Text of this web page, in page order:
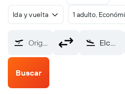
Ida y vuelta 1 adulto,
Origen Elcho Island (ELC)
Buscar